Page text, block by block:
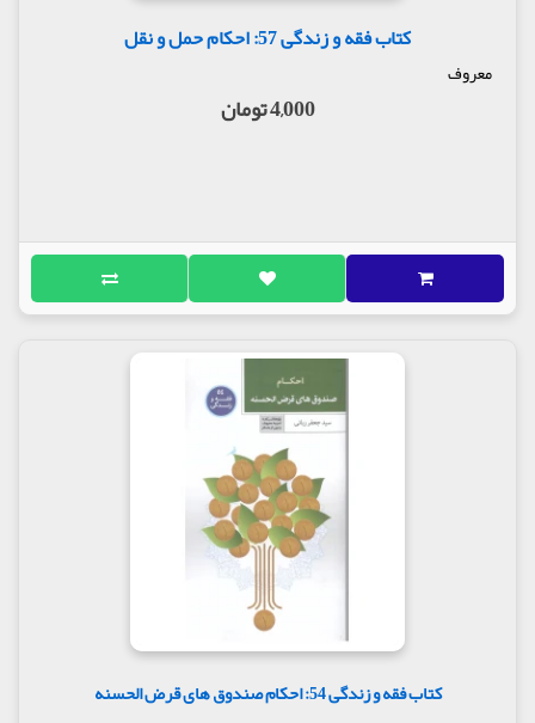
کتاب فقه و زندگی 57: احکام حمل و نقل
معروف
4,000 تومان
کتاب فقه و زندگی 54: احکام صندوق های قرض الحسنه